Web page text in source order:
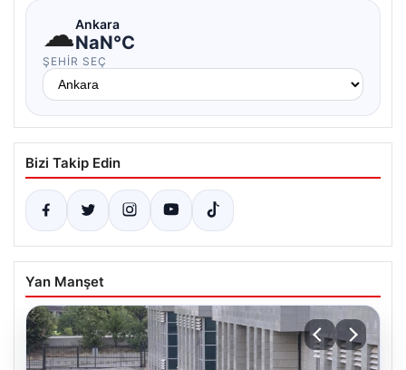
☁Ankara
NaN°C
ŞEHIR SEÇ
Bizi Takip Edin
Yan Manşet